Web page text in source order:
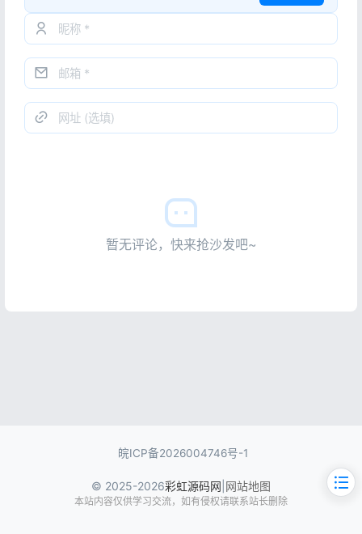
暂无评论，快来抢沙发吧~
皖ICP备2026004746号-1
© 2025-2026彩虹源码网 网站地图
本站内容仅供学习交流，如有侵权请联系站长删除